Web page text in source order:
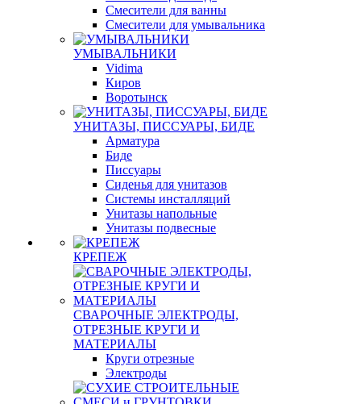
Смесители для ванны
Смесители для умывальника
УМЫВАЛЬНИКИ
Vidima
Киров
Воротынск
УНИТАЗЫ, ПИССУАРЫ, БИДЕ
Арматура
Биде
Писсуары
Сиденья для унитазов
Системы инсталляций
Унитазы напольные
Унитазы подвесные
КРЕПЕЖ
СВАРОЧНЫЕ ЭЛЕКТРОДЫ,
ОТРЕЗНЫЕ КРУГИ И
МАТЕРИАЛЫ
Круги отрезные
Электроды